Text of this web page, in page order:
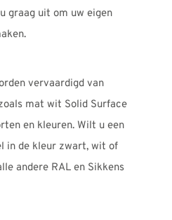
graag uit om uw eigen
vervaardigd van
mat wit Solid Surface
en kleuren. Wilt u een
in de kleur zwart, wit of
andere RAL en Sikkens